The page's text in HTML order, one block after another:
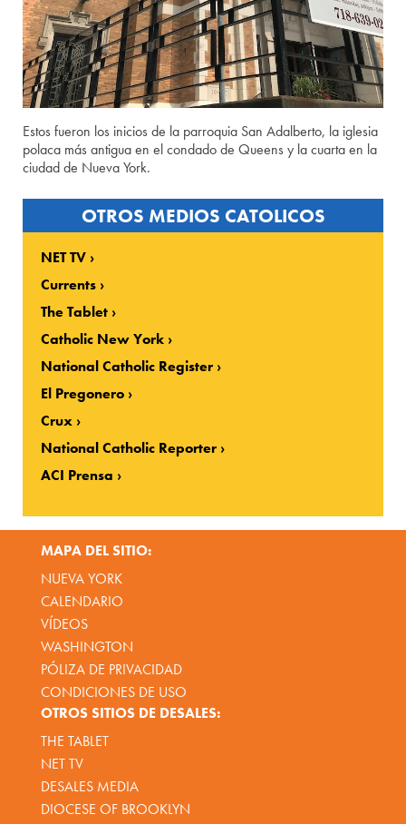
Estos fueron los inicios de la parroquia San Adalberto, la iglesia
polaca más antigua en el condado de Queens y la cuarta en la
ciudad de Nueva York.
OTROS MEDIOS CATOLICOS
NET TV
Currents
The Tablet
Catholic New York
National Catholic Register
El Pregonero
Crux
National Catholic Reporter
ACI Prensa
MAPA DEL SITIO:
NUEVA YORK
CALENDARIO
VÍDEOS
WASHINGTON
PÓLIZA DE PRIVACIDAD
CONDICIONES DE USO
OTROS SITIOS DE DESALES:
THE TABLET
NET TV
DESALES MEDIA
DIOCESE OF BROOKLYN